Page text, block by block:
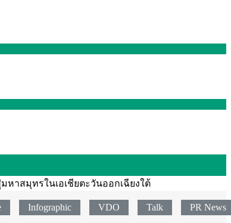
าสมุทรในเอเชียตะวันออกเฉียงใต้
Infographic VDO Talk PR News